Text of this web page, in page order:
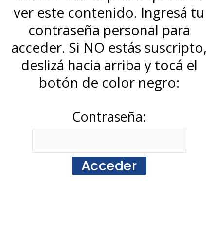
ver este contenido. Ingresá tu
contraseña personal para
acceder. Si NO estás suscripto,
deslizá hacia arriba y tocá el
botón de color negro:
Contraseña: